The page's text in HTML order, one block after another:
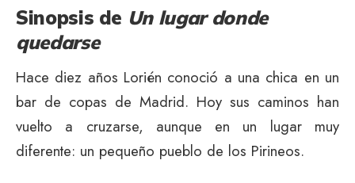
Sinopsis de Un lugar donde
quedarse
Hace diez años Lorién conoció a una chica en un
bar de copas de Madrid. Hoy sus caminos han
vuelto a cruzarse, aunque en un lugar muy
diferente: un pequeño pueblo de los Pirineos.